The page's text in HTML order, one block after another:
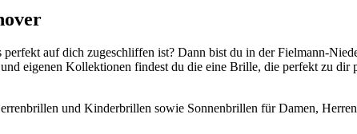
auf dich zugeschliffen ist? Dann bist du in der Fielmann-
eigenen Kollektionen findest du die eine Brille, die perfekt zu dir
und Kinderbrillen sowie Sonnenbrillen für Damen,